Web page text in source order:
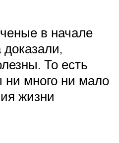
в начале
доказали,
То есть
много ни мало
жизни